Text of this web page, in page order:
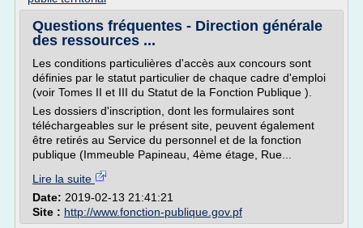
Questions fréquentes - Direction générale
des ressources ...
Les conditions particulières d'accès aux concours sont
définies par le statut particulier de chaque cadre d'emploi
(voir Tomes II et III du Statut de la Fonction Publique ).
Les dossiers d'inscription, dont les formulaires sont
téléchargeables sur le présent site, peuvent également
être retirés au Service du personnel et de la fonction
publique (Immeuble Papineau, 4ème étage, Rue...
Lire la suite
Date: 2019-02-13 21:41:21
Site : http://www.fonction-publique.gov.pf